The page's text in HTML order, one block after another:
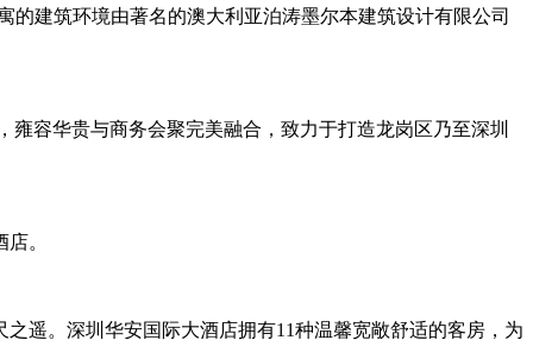
建筑环境由著名的澳大利亚泊涛墨尔本建筑设计有限公司
容华贵与商务会聚完美融合，致力于打造龙岗区乃至深圳
。
遥。深圳华安国际大酒店拥有11种温馨宽敞舒适的客房，为